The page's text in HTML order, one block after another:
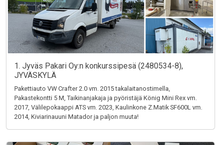
1. Jyväs Pakari Oy:n konkurssipesä (2480534-8),
JYVÄSKYLÄ
Pakettiauto VW Crafter 2.0 vm. 2015 takalaitanostimella,
Pakastekontti 5 M, Taikinanjakaja ja pyöristäjä König Mini Rex vm.
2017, Välilepokaappi ATS vm. 2023, Kaulinkone Z.Matik SF600L vm.
2014, Kiviarinauuni Matador ja paljon muuta!